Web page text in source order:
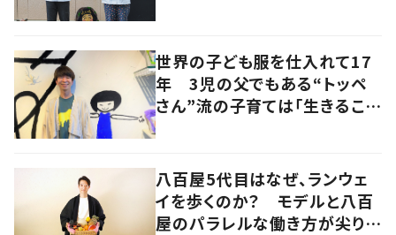
世界の子ども服を仕入れて17
年 3児の父でもある“トッペ
さん”流の子育ては「生きること
八百屋5代目はなぜ、ランウェ
イを歩くのか？ モデルと八百
屋のパラレルな働き方が尖り続